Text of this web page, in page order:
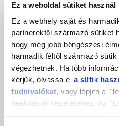
Ez a weboldal sütiket használ
Ez a webhely saját és
partnerektől származó sütiket
hogy még jobb böngészési
harmadik féltől származó sütik
végezhetnek. Ha több
kérjük, olvassa el a sütik
tudnivalókat , vagy lépjen a
beállítások kezeléséhez. Az